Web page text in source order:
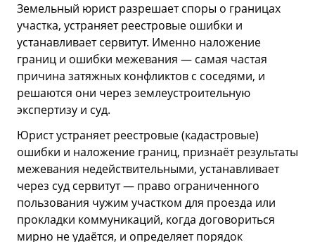
Земельный юрист разрешает споры о границах
участка, устраняет реестровые ошибки и
устанавливает сервитут. Именно наложение
границ и ошибки межевания — самая частая
причина затяжных конфликтов с соседями, и
решаются они через землеустроительную
экспертизу и суд.
Юрист устраняет реестровые (кадастровые)
ошибки и наложение границ, признаёт результаты
межевания недействительными, устанавливает
через суд сервитут — право ограниченного
пользования чужим участком для проезда или
прокладки коммуникаций, когда договориться
мирно не удаётся, и определяет порядок